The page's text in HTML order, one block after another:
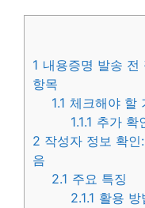
1 내용증명 발송 전
항목
1.1 체크해야 할
1.1.1 추가 확
2 작성자 정보 확
음
2.1 주요 특징
2.1.1 활용 방